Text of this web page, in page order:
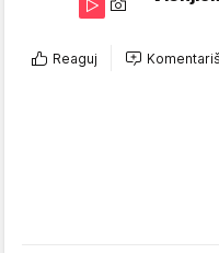
Reaguj